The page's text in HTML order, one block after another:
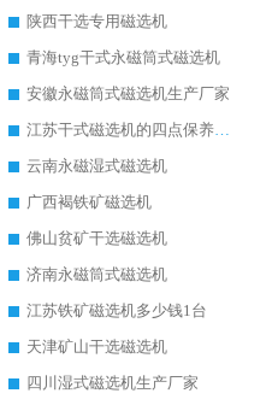
陕西干选专用磁选机
青海tyg干式永磁筒式磁选机
安徽永磁筒式磁选机生产厂家
江苏干式磁选机的四点保养秘籍
云南永磁湿式磁选机
广西褐铁矿磁选机
佛山贫矿干选磁选机
济南永磁筒式磁选机
江苏铁矿磁选机多少钱1台
天津矿山干选磁选机
四川湿式磁选机生产厂家